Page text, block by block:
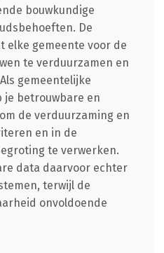
bouwkundige
De
elke gemeente voor de
te verduurzamen en
gemeentelijke
betrouwbare en
de verduurzaming en
en in de
te verwerken.
data daarvoor echter
terwijl de
onvoldoende